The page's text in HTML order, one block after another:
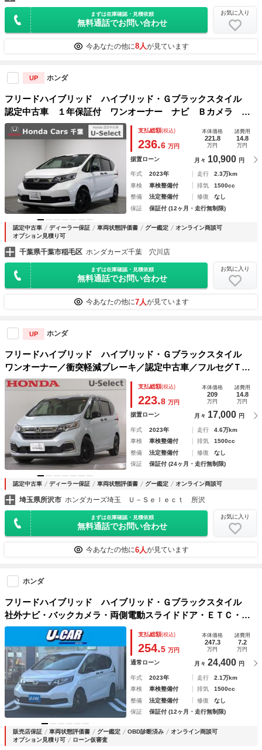
まずは在庫確認・見積依頼
無料通話でお問い合わせ
お気に入り
今あなたの他に8人が見ています
UP ホンダ
フリードハイブリッド ハイブリッド・Ｇブラックスタイル
認定中古車 １年保証付 ワンオーナー ナビ Ｂカメラ ド
ラレコ ＥＴＣ 運転支援 ＥＣＯＮ 地デジフルセグ ＵＳ
Ｂ １オーナー 衝突被害軽減ブレーキ ＬＥＤヘッドライ
ト シートヒーター ＤＶＤ再生
支払総額(税込)
236.6 万円
本体価格
221.8
万円
諸費用
14.8
万円
据置ローン 月々 10,900 円
年式 2023年 走行
2.3万km
車検
車検整備付 排気
1500cc
整備
法定整備付 修復
なし
保証
保証付 (12ヶ月・走行無制限)
認定中古車 ディーラー保証 車両状態評価書 グー鑑定
オンライン商談可
オプション見積り可
千葉県千葉市稲毛区 ホンダカーズ千葉 穴川店
まずは在庫確認・見積依頼
無料通話でお問い合わせ
お気に入り
今あなたの他に7人が見ています
UP ホンダ
フリードハイブリッド ハイブリッド・Ｇブラックスタイル
ワンオーナー／衝突軽減ブレーキ／認定中古車／フルセグＴＶ
／メモリーナビ／ＥＴＣ／バックモニター／両席電動スライド
ドア／ＬＥＤライト／シートヒーター／アルミ／クルコン／ス
マートキー／横滑り防止装置
支払総額(税込)
223.8 万円
本体価格
209
万円
諸費用
14.8
万円
据置ローン 月々 17,000 円
年式 2023年 走行
4.6万km
車検
車検整備付 排気
1500cc
整備
法定整備付 修復
なし
保証
保証付 (24ヶ月・走行無制限)
認定中古車 ディーラー保証 車両状態評価書 グー鑑定 オンライン商談可
埼玉県所沢市 ホンダカーズ埼玉 Ｕ－Ｓｅｌｅｃｔ 所沢
まずは在庫確認・見積依頼
無料通話でお問い合わせ
お気に入り
今あなたの他に6人が見ています
ホンダ
フリードハイブリッド ハイブリッド・Ｇブラックスタイル
社外ナビ・バックカメラ・両側電動スライドドア・ＥＴＣ・ド
ライブレコーダー・クルーズコントロール・ＬＥＤライト・シ
ートヒーター・ワンセグ・ブルートゥース・ＵＳＢ・オートラ
イト・ホンダセンシング・禁煙車
支払総額(税込)
254.5 万円
本体価格
247.3
万円
諸費用
7.2
万円
通常ローン 月々 24,400 円
年式 2023年 走行
2.1万km
車検
車検整備付 排気
1500cc
整備
法定整備付 修復
なし
保証
保証付 (12ヶ月・走行無制限)
販売店保証 車両状態評価書 グー鑑定 OBD診断済み
オンライン商談可
オプション見積り可
ローン仮審査